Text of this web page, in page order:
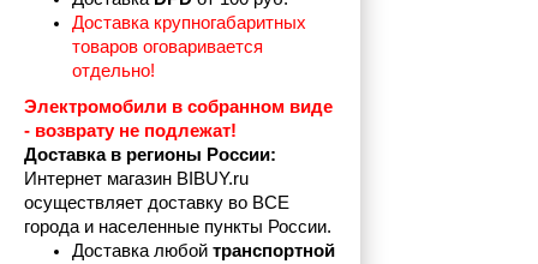
Доставка крупногабаритных
товаров оговаривается
отдельно!
Электромобили в собранном виде
- возврату не подлежат!
Доставка в регионы России:
Интернет магазин BIBUY.ru
осуществляет доставку во ВСЕ
города и населенные пункты России.
Доставка любой транспортной